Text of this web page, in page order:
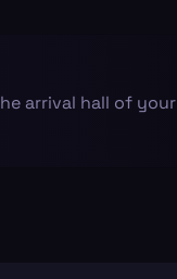
arrival hall of your